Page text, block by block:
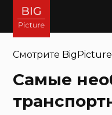
Смотрите BigPicture
Самые